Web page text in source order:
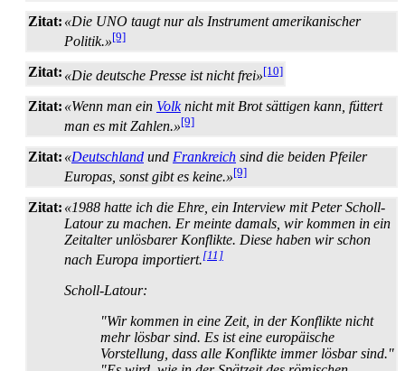
Zitat: «Die UNO taugt nur als Instrument amerikanischer
Politik.»[9]
Zitat: «Die deutsche Presse ist nicht frei»[10]
Zitat: «Wenn man ein Volknicht mit Brot sättigen kann, füttert
man es mit Zahlen.»[9]
Zitat: «Deutschland und Frankreich sind die beiden Pfeiler
Europas, sonst gibt es keine.»[9]
Zitat: «1988 hatte ich die Ehre, ein Interview mit Peter Scholl-
Latour zu machen. Er meinte damals, wir kommen in ein
Zeitalter unlösbarer Konflikte. Diese haben wir schon
nach Europa importiert.[11]
Scholl-Latour:
"Wir kommen in eine Zeit, in der Konflikte nicht
mehr lösbar sind. Es ist eine europäische
Vorstellung, dass alle Konflikte immer lösbar sind."